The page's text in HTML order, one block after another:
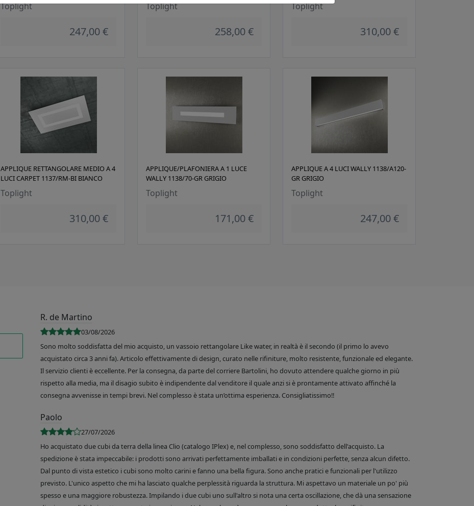
Toplight
247,00 €
Toplight
258,00 €
Toplight
310,00 €
APPLIQUE RETTANGOLARE MEDIO A 4
LUCI CARPET 1137/RM-BI BIANCO
Toplight
310,00 €
APPLIQUE/PLAFONIERA A 1 LUCE
WALLY 1138/70-GR GRIGIO
Toplight
171,00 €
APPLIQUE A 4 LUCI WALLY 1138/A120-
GR GRIGIO
Toplight
247,00 €
R. de Martino
03/08/2026
Sono molto soddisfatta del mio acquisto, un vassoio rettangolare Like water, in realtà è il secondo (il primo lo avevo
acquistato circa 3 anni fa). Articolo effettivamente di design, curato nelle rifiniture, molto resistente, funzionale ed elegante.
Il servizio clienti è eccellente. Per la consegna, da parte del corriere Bartolini, ho dovuto attendere qualche giorno in più
rispetto alla media, ma il disagio subito è indipendente dal venditore il quale anzi si è prontamente attivato affinché la
consegna avvenisse in tempi brevi. Nel complesso è stata un’ottima esperienza. Consigliatissimo!!
Paolo
27/07/2026
Ho acquistato due cubi da terra della linea Clio (catalogo IPlex) e, nel complesso, sono soddisfatto dell'acquisto. La
spedizione è stata impeccabile: i prodotti sono arrivati perfettamente imballati e in condizioni perfette, senza alcun difetto.
Dal punto di vista estetico i cubi sono molto carini e fanno una bella figura. Sono anche pratici e funzionali per l'utilizzo
previsto. L'unico aspetto che mi ha lasciato qualche perplessità riguarda la struttura. Mi aspettavo un materiale un po' più
spesso e una maggiore robustezza. Impilando i due cubi uno sull'altro si nota una certa oscillazione, che dà una sensazione